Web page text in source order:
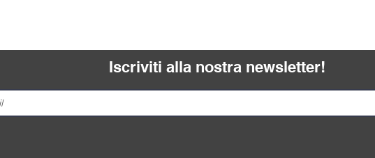
Iscriviti alla nostra newsletter!